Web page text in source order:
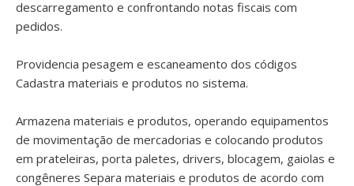
descarregamento e confrontando notas fiscais com
pedidos.
Providencia pesagem e escaneamento dos códigos
Cadastra materiais e produtos no sistema.
Armazena materiais e produtos, operando equipamentos
de movimentação de mercadorias e colocando produtos
em prateleiras, porta paletes, drivers, blocagem, gaiolas e
congêneres Separa materiais e produtos de acordo com